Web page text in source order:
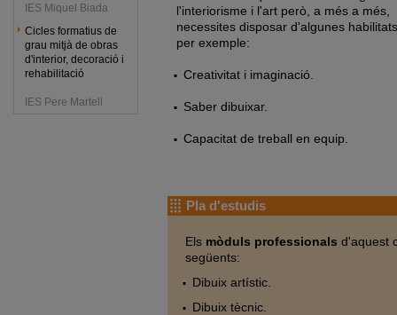
IES Miquel Biada
Cicles formatius de
grau mitjà de obras
d'interior, decoració i
rehabilitació
IES Pere Martell
l'interiorisme i l'art però, a més a més,
necessites disposar d'algunes
per exemple:
Creativitat i imaginació.
Saber dibuixar.
Capacitat de treball en equip.
Pla d'estudis
Els mòduls professionals d'aquest
següents:
Dibuix artístic.
Dibuix tècnic.